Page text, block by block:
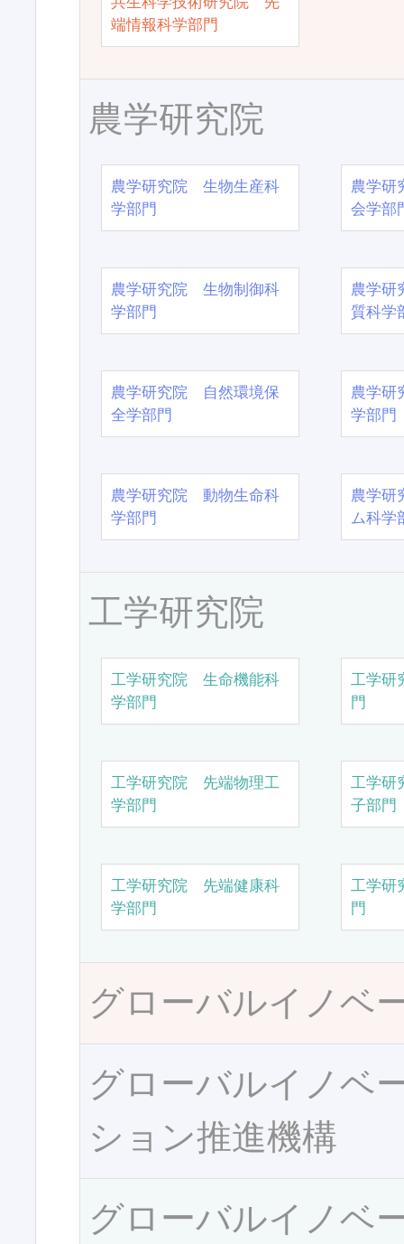
端情報科学部門
農学研究院
農学研究院 生物生産科
学部門
農学
会学部
農学研究院 生物制御科
学部門
農学
質科学
農学研究院 自然環境保
全学部門
農学
学部門
農学研究院 動物生命科
学部門
農学
ム科学
工学研究院
工学研究院 生命機能科
学部門
工学研
門
工学研究院 先端物理工
学部門
工学研
子部門
工学研究院 先端健康科
学部門
工学研
門
グローバルイノベ
グローバルイノベ
ション推進機構
グローバルイノベ